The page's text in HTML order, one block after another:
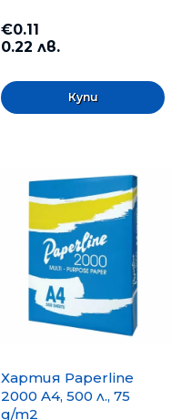
€0.11
0.22 лв.
Хартия Paperline
2000 A4, 500 л., 75
g/m2